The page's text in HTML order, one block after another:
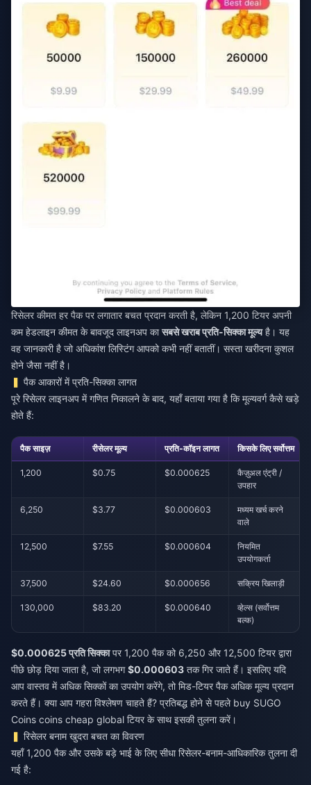
रिसेलर कीमत हर पैक पर लगातार बचत प्रदान करती है, लेकिन 1,200 टियर अपनी
कम हेडलाइन कीमत के बावजूद लाइनअप कासबसे खराब प्रति-सिक्का मूल्यहै। यह
वह जानकारी है जो अधिकांश लिस्टिंग आपको कभी नहीं बतातीं। सस्ता खरीदना कुशल
होने जैसा नहीं है।
पैक आकारों में प्रति-सिक्का लागत
पूरे रिसेलर लाइनअप में गणित निकालने के बाद, यहाँ बताया गया है कि मूल्यवर्ग कैसे खड़े
होते हैं:
पैक साइज़ रीसेलर मूल्य प्रति-कॉइन लागत किसके लिए सर्वोत्तम
1,200 $0.75 $0.000625
कैज़ुअल एंट्री /
उपहार
6,250 $3.77 $0.000603
मध्यम खर्च करने
वाले
12,500 $7.55 $0.000604
नियमित
उपयोगकर्ता
37,500 $24.60 $0.000656 सक्रिय खिलाड़ी
130,000 $83.20 $0.000640
व्हेल्स (सर्वोत्तम
बल्क)
$0.000625 प्रति सिक्कापर 1,200 पैक को 6,250 और 12,500 टियर द्वारा
पीछे छोड़ दिया जाता है, जो लगभग$0.000603 तक गिर जाते हैं। इसलिए यदि
आप वास्तव में अधिक सिक्कों का उपयोग करेंगे, तो मिड-टियर पैक अधिक मूल्य प्रदान
करते हैं। क्या आप गहरा विश्लेषण चाहते हैं? प्रतिबद्ध होने से पहले buy SUGO
Coins coins cheap global टियर के साथ इसकी तुलना करें।
रिसेलर बनाम खुदरा बचत का विवरण
यहाँ 1,200 पैक और उसके बड़े भाई के लिए सीधा रिसेलर-बनाम-आधिकारिक तुलना दी
गई है: